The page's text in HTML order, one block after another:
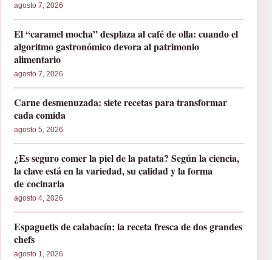
agosto 7, 2026
El “caramel mocha” desplaza al café de olla: cuando el
algoritmo gastronómico devora al patrimonio
alimentario
agosto 7, 2026
Carne desmenuzada: siete recetas para transformar
cada comida
agosto 5, 2026
¿Es seguro comer la piel de la patata? Según la ciencia,
la clave está en la variedad, su calidad y la forma
de cocinarla
agosto 4, 2026
Espaguetis de calabacín: la receta fresca de dos grandes
chefs
agosto 1, 2026